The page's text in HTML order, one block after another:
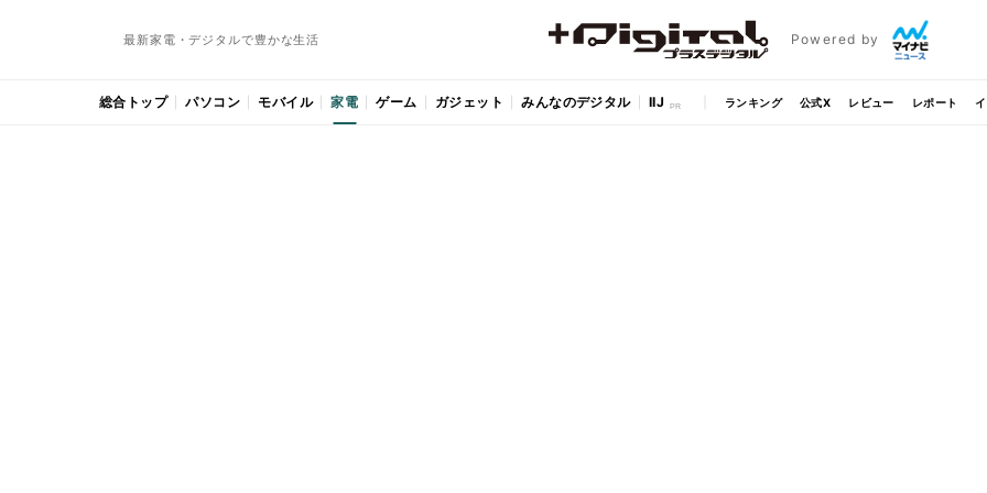
最新家電・デジタルで豊かな生活 Powered by
総合トップ パソコン モバイル 家電 ゲーム ガジェット みんなのデジタル IIJ ランキング 公式X レビュー レポート